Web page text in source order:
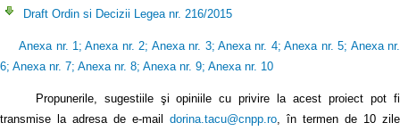
Draft Ordin si Decizii Legea nr. 216/2015
Anexa nr. 1 ;Anexa nr. 2; Anexa nr. 3;Anexa nr. 4;Anexa nr. 5; Anexa nr.
6; Anexa nr. 7; Anexa nr. 8; Anexa nr. 9; Anexa nr. 10
Propunerile, sugestiile şi opiniile cu privire la acest proiect pot fi
transmise la adresa de e-mail dorina.tacu@cnpp.ro , în termen de 10 zile